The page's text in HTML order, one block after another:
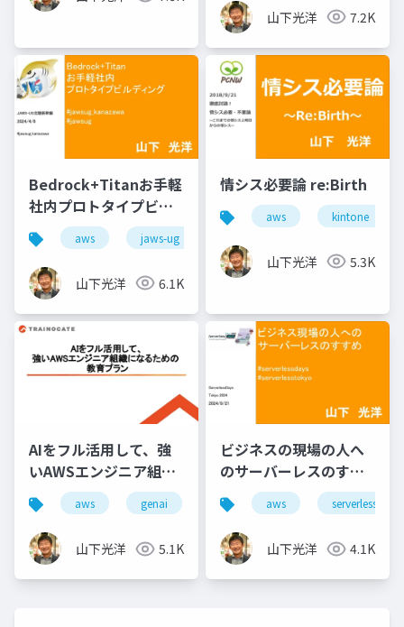
山下光洋
7.2K
Bedrock+Titanお手軽
社内プロトタイプビル
ディングaws jaws-ug
山下光洋 6.1K
情シス必要論 re:Birth
aws kintone
山下光洋 5.3K
AIをフル活用して、強
いAWSエンジニア組織
になるための教育プラ
ン
aws genai
山下光洋 5.1K
ビジネスの現場の人へ
のサーバーレスのすす
め
aws serverless
山下光洋 4.1K